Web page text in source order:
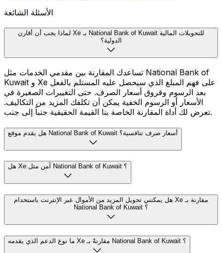
الأسئلة الشائعة
لماذا يجب أن أقارن Xe بـ National Bank of Kuwait للتحويلات المالية
الدولية؟
تساعدك المقارنة بين مقدمي الخدمات مثل National Bank of
Kuwait و Xe على فهم المبلغ الذي سيحصل عليه المستلم بالفعل
بعد الرسوم وفروق أسعار الصرف. حتى التغييرات الصغيرة في
الأسعار أو الرسوم الخفية يمكن أن تكلفك المزيد من التكاليف.
تعرض لك أداة المقارنة الخاصة بنا القيمة الحقيقية جنباً إلى جنب.
هل يقدم موقع National Bank of Kuwait أسعار صرف تنافسية؟
هل Xe آمن مثل National Bank of Kuwait ؟
هل يمكنني تحويل المزيد من الأموال عبر الإنترنت باستخدام Xe مقارنة بـ
National Bank of Kuwait ؟
ما نوع الدعم الذي يقدمه Xe مقارنةً بـ National Bank of Kuwait ؟